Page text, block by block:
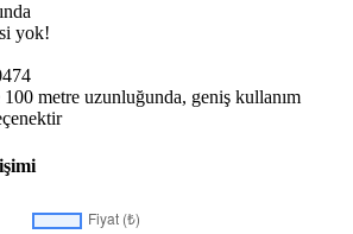
yok!
metre uzunluğunda, geniş kullanım